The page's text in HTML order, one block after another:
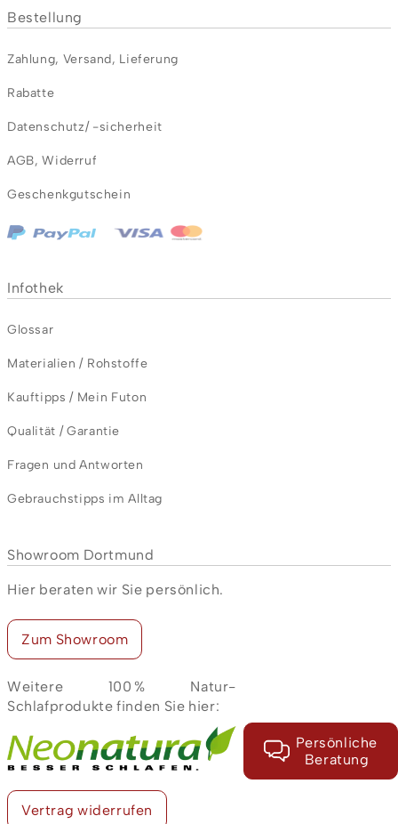
Persönliche
Beratung
Bestellung
Zahlung, Versand, Lieferung
Rabatte
Datenschutz/ -sicherheit
AGB,Widerruf
Geschenkgutschein
Infothek
Glossar
Materialien / Rohstoffe
Kauftipps / Mein Futon
Qualität / Garantie
Fragen und Antworten
Gebrauchstipps im Alltag
Showroom Dortmund
Hier beraten wir Sie persönlich.
Zum Showroom
Weitere 100 % Natur-
Schlafprodukte finden Sie hier:
Vertrag widerrufen